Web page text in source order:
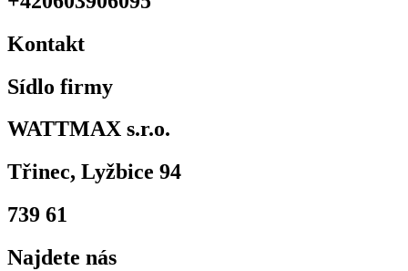
Kontakt
Sídlo firmy
WATTMAX s.r.o.
Třinec, Lyžbice 94
739 61
Najdete nás